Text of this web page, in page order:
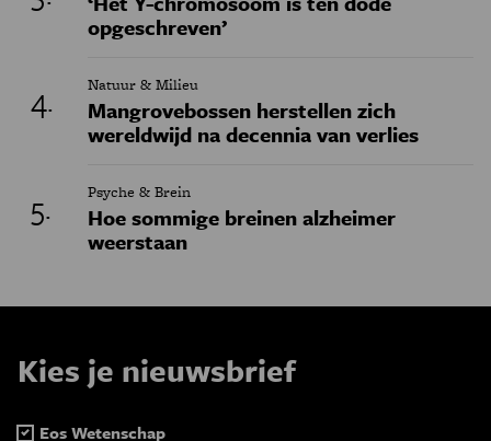
opgeschreven’
Natuur & Milieu
Mangrovebossen herstellen zich
wereldwijd na decennia van verlies
Psyche & Brein
Hoe sommige breinen alzheimer
weerstaan
Kies je nieuwsbrief
Eos Wetenschap